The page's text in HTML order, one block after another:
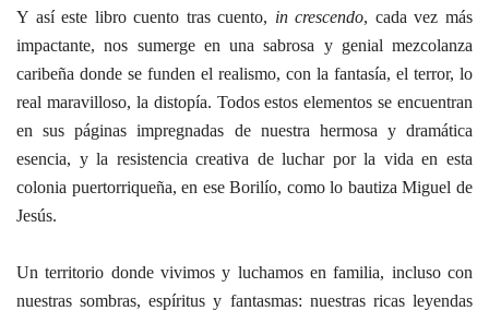
Y así este libro cuento tras cuento, in crescendo, cada vez más
impactante, nos sumerge en una sabrosa y genial mezcolanza
caribeña donde se funden el realismo, con la fantasía, el terror, lo
real maravilloso, la distopía. Todos estos elementos se encuentran
en sus páginas impregnadas de nuestra hermosa y dramática
esencia, y la resistencia creativa de luchar por la vida en esta
colonia puertorriqueña, en ese Borilío, como lo bautiza Miguel de
Jesús.
Un territorio donde vivimos y luchamos en familia, incluso con
nuestras sombras, espíritus y fantasmas: nuestras ricas leyendas